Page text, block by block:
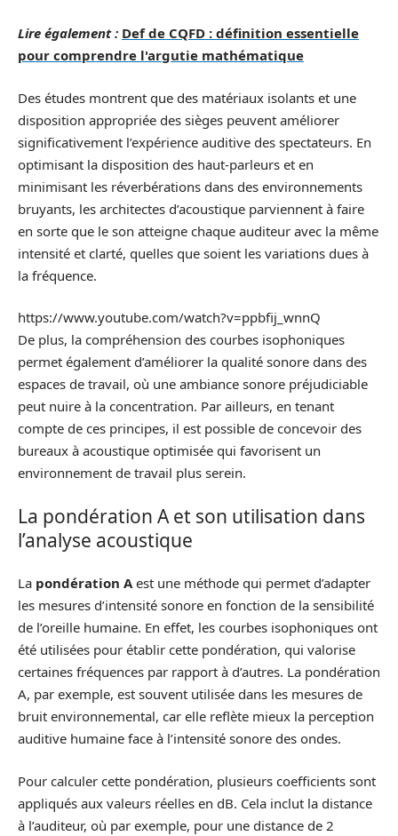
Lire également : Def de CQFD : définition essentielle
pour comprendre l'argutie mathématique
Des études montrent que des matériaux isolants et une
disposition appropriée des sièges peuvent améliorer
significativement l’expérience auditive des spectateurs. En
optimisant la disposition des haut-parleurs et en
minimisant les réverbérations dans des environnements
bruyants, les architectes d’acoustique parviennent à faire
en sorte que le son atteigne chaque auditeur avec la même
intensité et clarté, quelles que soient les variations dues à
la fréquence.
https://www.youtube.com/watch?v=ppbfij_wnnQ
De plus, la compréhension des courbes isophoniques
permet également d’améliorer la qualité sonore dans des
espaces de travail, où une ambiance sonore préjudiciable
peut nuire à la concentration. Par ailleurs, en tenant
compte de ces principes, il est possible de concevoir des
bureaux à acoustique optimisée qui favorisent un
environnement de travail plus serein.
La pondération A et son utilisation dans
l’analyse acoustique
La pondération Aest une méthode qui permet d’adapter
les mesures d’intensité sonore en fonction de la sensibilité
de l’oreille humaine. En effet, les courbes isophoniques ont
été utilisées pour établir cette pondération, qui valorise
certaines fréquences par rapport à d’autres. La pondération
A, par exemple, est souvent utilisée dans les mesures de
bruit environnemental, car elle reflète mieux la perception
auditive humaine face à l’intensité sonore des ondes.
Pour calculer cette pondération, plusieurs coefficients sont
appliqués aux valeurs réelles en dB. Cela inclut la distance
à l’auditeur, où par exemple, pour une distance de 2